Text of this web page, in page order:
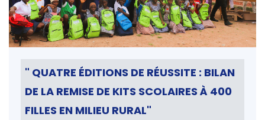
" QUATRE ÉDITIONS DE RÉUSSITE : BILAN
DE LA REMISE DE KITS SCOLAIRES À 400
FILLES EN MILIEU RURAL"